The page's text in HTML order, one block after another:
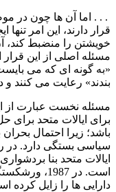
. . . اما آن ها چون در
قرار دارند، این امر
خویشتن را منضبط
مسئله اصلی از این قرار
«به گونه ای که می
بندند» رعایت می کنند
مسئله نخست عبارت از
برای ایالات متحد
باشد؛ زیرا احتمال
سیاسی بستگی دارد. در
دارایی ها را زایل